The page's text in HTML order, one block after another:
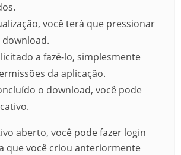
você terá que pressionar
a fazê-lo, simplesmente
da aplicação.
o download, você pode
.
aberto, você pode fazer login
que você criou anteriormente